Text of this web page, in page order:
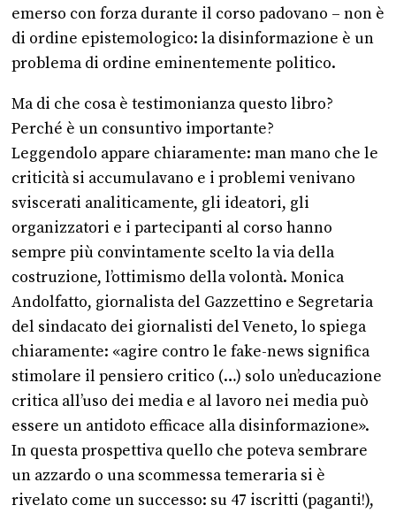
emerso con forza durante il corso padovano – non è
di ordine epistemologico: la disinformazione è un
problema di ordine eminentemente politico.
Ma di che cosa è testimonianza questo libro?
Perché è un consuntivo importante?
Leggendolo appare chiaramente: man mano che le
criticità si accumulavano e i problemi venivano
sviscerati analiticamente, gli ideatori, gli
organizzatori e i partecipanti al corso hanno
sempre più convintamente scelto la via della
costruzione, l’ottimismo della volontà. Monica
Andolfatto, giornalista del Gazzettino e Segretaria
del sindacato dei giornalisti del Veneto, lo spiega
chiaramente: «agire contro le fake-news significa
stimolare il pensiero critico (…) solo un’educazione
critica all’uso dei media e al lavoro nei media può
essere un antidoto efficace alla disinformazione».
In questa prospettiva quello che poteva sembrare
un azzardo o una scommessa temeraria si è
rivelato come un successo: su 47 iscritti (paganti!),